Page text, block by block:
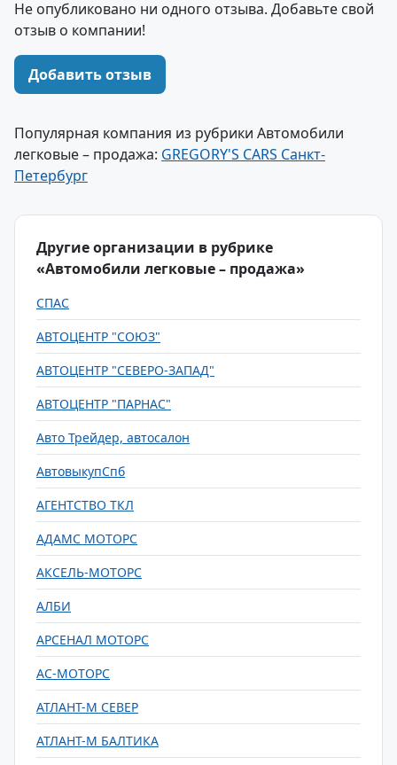
Не опубликовано ни одного отзыва. Добавьте свой
отзыв о компании!
Добавить отзыв
Популярная компания из рубрики Автомобили
легковые – продажа: GREGORY'S CARS Санкт-
Петербург
Другие организации в рубрике
«Автомобили легковые – продажа»
СПАС
АВТОЦЕНТР "СОЮЗ"
АВТОЦЕНТР "СЕВЕРО-ЗАПАД"
АВТОЦЕНТР "ПАРНАС"
Авто Трейдер, автосалон
АвтовыкупСпб
АГЕНТСТВО ТКЛ
АДАМС МОТОРС
АКСЕЛЬ-МОТОРС
АЛБИ
АРСЕНАЛ МОТОРС
АС-МОТОРС
АТЛАНТ-М СЕВЕР
АТЛАНТ-М БАЛТИКА